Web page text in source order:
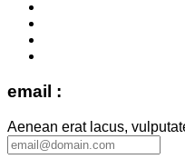
email :
Aenean erat lacus,